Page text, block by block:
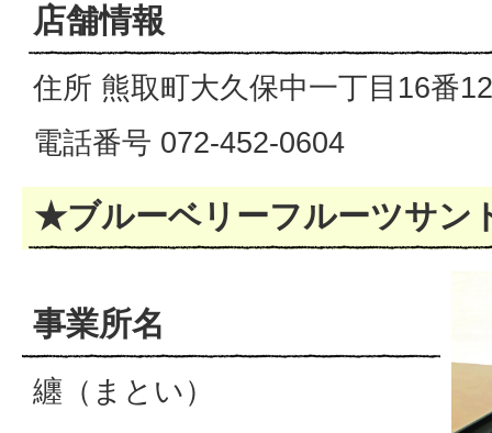
店舗情報
住所 熊取町大久保中一丁目16番
電話番号 072-452-0604
★ブルーベリーフルーツサン
事業所名
纏（まとい）